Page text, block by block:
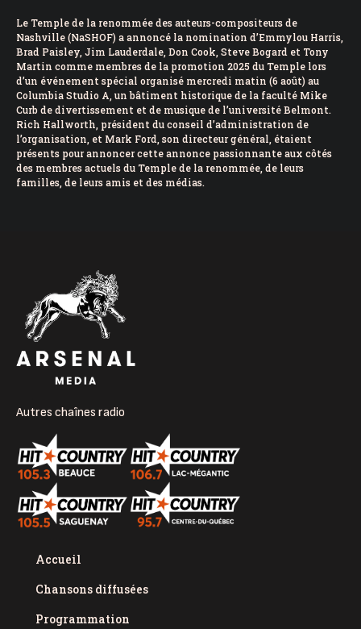
Le Temple de la renommée des auteurs-compositeurs de
Nashville (NaSHOF) a annoncé la nomination d’Emmylou Harris,
Brad Paisley, Jim Lauderdale, Don Cook, Steve Bogard et Tony
Martin comme membres de la promotion 2025 du Temple lors
d’un événement spécial organisé mercredi matin (6 août) au
Columbia Studio A, un bâtiment historique de la faculté Mike
Curb de divertissement et de musique de l’université Belmont.
Rich Hallworth, président du conseil d’administration de
l’organisation, et Mark Ford, son directeur général, étaient
présents pour annoncer cette annonce passionnante aux côtés
des membres actuels du Temple de la renommée, de leurs
familles, de leurs amis et des médias.
Autres chaînes radio
Accueil
Chansons diffusées
Programmation